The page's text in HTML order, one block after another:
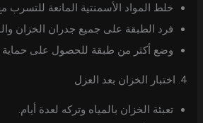
خلط المواد الأسمنتية المانعة للتسرب
فرد الطبقة على جميع جدران الخزان
وضع أكثر من طبقة للحصول على حماية
4. اختبار الخزان بعد العزل
تعبئة الخزان بالمياه وتركه لعدة أيام.